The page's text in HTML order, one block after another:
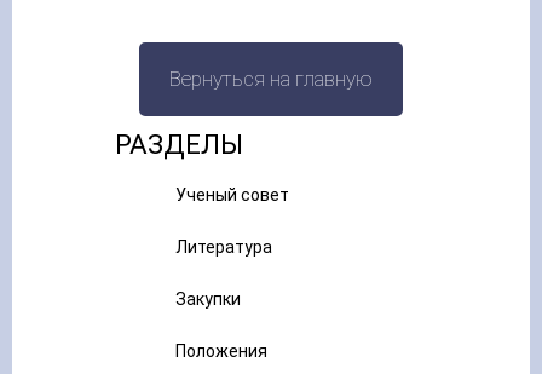
Вернуться на главную
РАЗДЕЛЫ
Ученый совет
Литература
Закупки
Положения